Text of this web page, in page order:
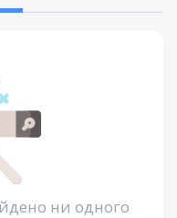
ни одного